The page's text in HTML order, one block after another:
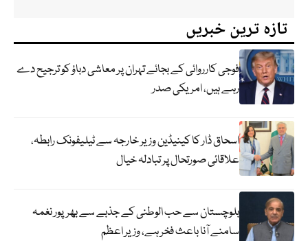
تازہ ترین خبریں
فوجی کارروائی کے بجائے تہران پر معاشی دباؤ کو ترجیح دے
رہے ہیں، امریکی صدر
اسحاق ڈار کا کینیڈین وزیر خارجہ سے ٹیلیفونک رابطہ،
علاقائی صورتحال پر تبادلہ خیال
بلوچستان سے حب الوطنی کے جذبے سے بھرپور نغمہ
سامنے آنا باعث فخر ہے، وزیر اعظم